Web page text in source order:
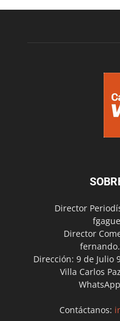
Director
Director
Dirección: 9 de Julio
Villa Carlos
Contáctanos: